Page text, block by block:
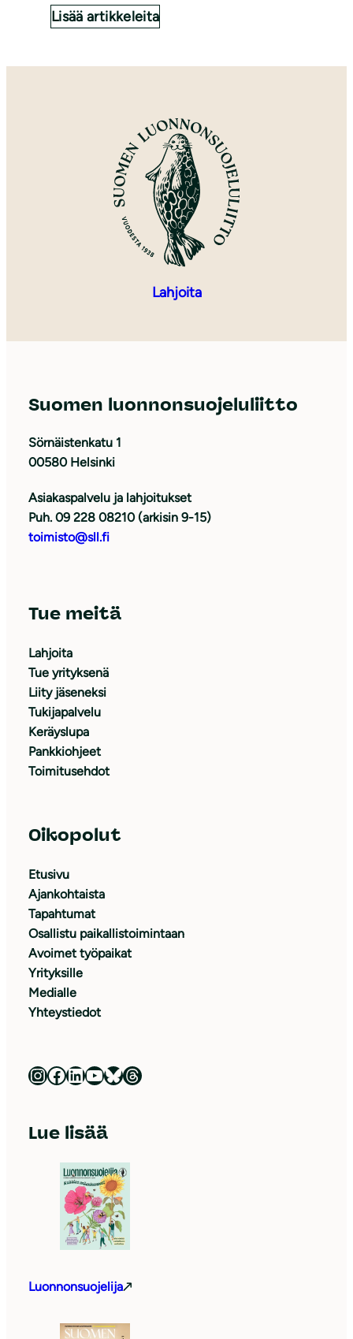
Lisää artikkeleita
Lahjoita
Suomen luonnonsuojeluliitto
Sörnäistenkatu 1
00580 Helsinki
Asiakaspalvelu ja lahjoitukset
Puh. 09 228 08210 (arkisin 9-15)
toimisto@sll.fi
Tue meitä
Lahjoita
Tue yrityksenä
Liity jäseneksi
Tukijapalvelu
Keräyslupa
Pankkiohjeet
Toimitusehdot
Oikopolut
Etusivu
Ajankohtaista
Tapahtumat
Osallistu paikallistoimintaan
Avoimet työpaikat
Yrityksille
Medialle
Yhteystiedot
Luonnonsuojeluliitto Instagramissa Luonnonsuojeluliitto Facebookissa Luonnonsuojeluliitto LinkedInissä Luonnonsuojeluliiton YouTube-kanava Luonnonsuojeluliitto Blueskyssa Luonnonsuojeluliitto Threadsissa
Lue lisää
Luonnonsuojelija